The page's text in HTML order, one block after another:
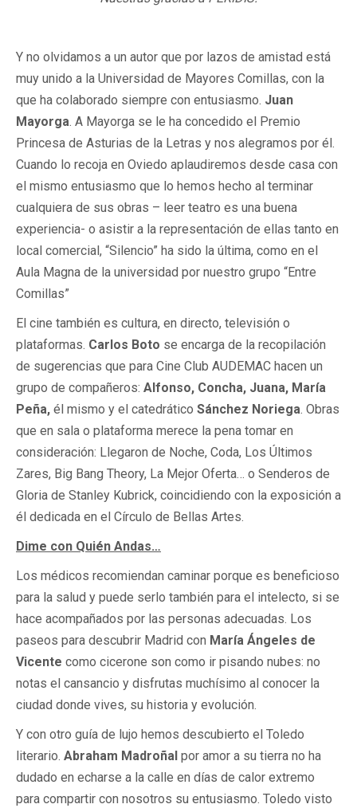
Y no olvidamos a un autor que por lazos de amistad está
muy unido a la Universidad de Mayores Comillas, con la
que ha colaborado siempre con entusiasmo. Juan
Mayorga. A Mayorga se le ha concedido el Premio
Princesa de Asturias de la Letras y nos alegramos por él.
Cuando lo recoja en Oviedo aplaudiremos desde casa con
el mismo entusiasmo que lo hemos hecho al terminar
cualquiera de sus obras – leer teatro es una buena
experiencia- o asistir a la representación de ellas tanto en
local comercial, “Silencio” ha sido la última, como en el
Aula Magna de la universidad por nuestro grupo “Entre
Comillas”
El cine también es cultura, en directo, televisión o
plataformas. Carlos Boto se encarga de la recopilación
de sugerencias que para Cine Club AUDEMAC hacen un
grupo de compañeros: Alfonso, Concha, Juana, María
Peña, él mismo y el catedrático Sánchez Noriega. Obras
que en sala o plataforma merece la pena tomar en
consideración: Llegaron de Noche, Coda, Los Últimos
Zares, Big Bang Theory, La Mejor Oferta… o Senderos de
Gloria de Stanley Kubrick, coincidiendo con la exposición a
él dedicada en el Círculo de Bellas Artes.
Dime con Quién Andas…
Los médicos recomiendan caminar porque es beneficioso
para la salud y puede serlo también para el intelecto, si se
hace acompañados por las personas adecuadas. Los
paseos para descubrir Madrid con María Ángeles de
Vicente como cicerone son como ir pisando nubes: no
notas el cansancio y disfrutas muchísimo al conocer la
ciudad donde vives, su historia y evolución.
Y con otro guía de lujo hemos descubierto el Toledo
literario. Abraham Madroñal por amor a su tierra no ha
dudado en echarse a la calle en días de calor extremo
para compartir con nosotros su entusiasmo. Toledo visto